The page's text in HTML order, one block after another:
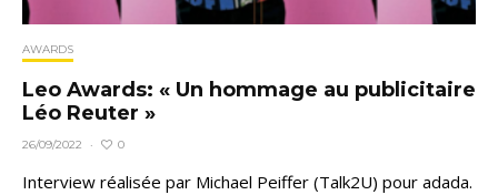
AWARDS
Leo Awards: « Un hommage au publicitaire
Léo Reuter »
26/09/2022 · 0
Interview réalisée par Michael Peiffer (Talk2U) pour adada.